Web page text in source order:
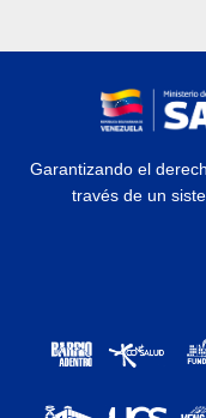
Garantizando el
través de un